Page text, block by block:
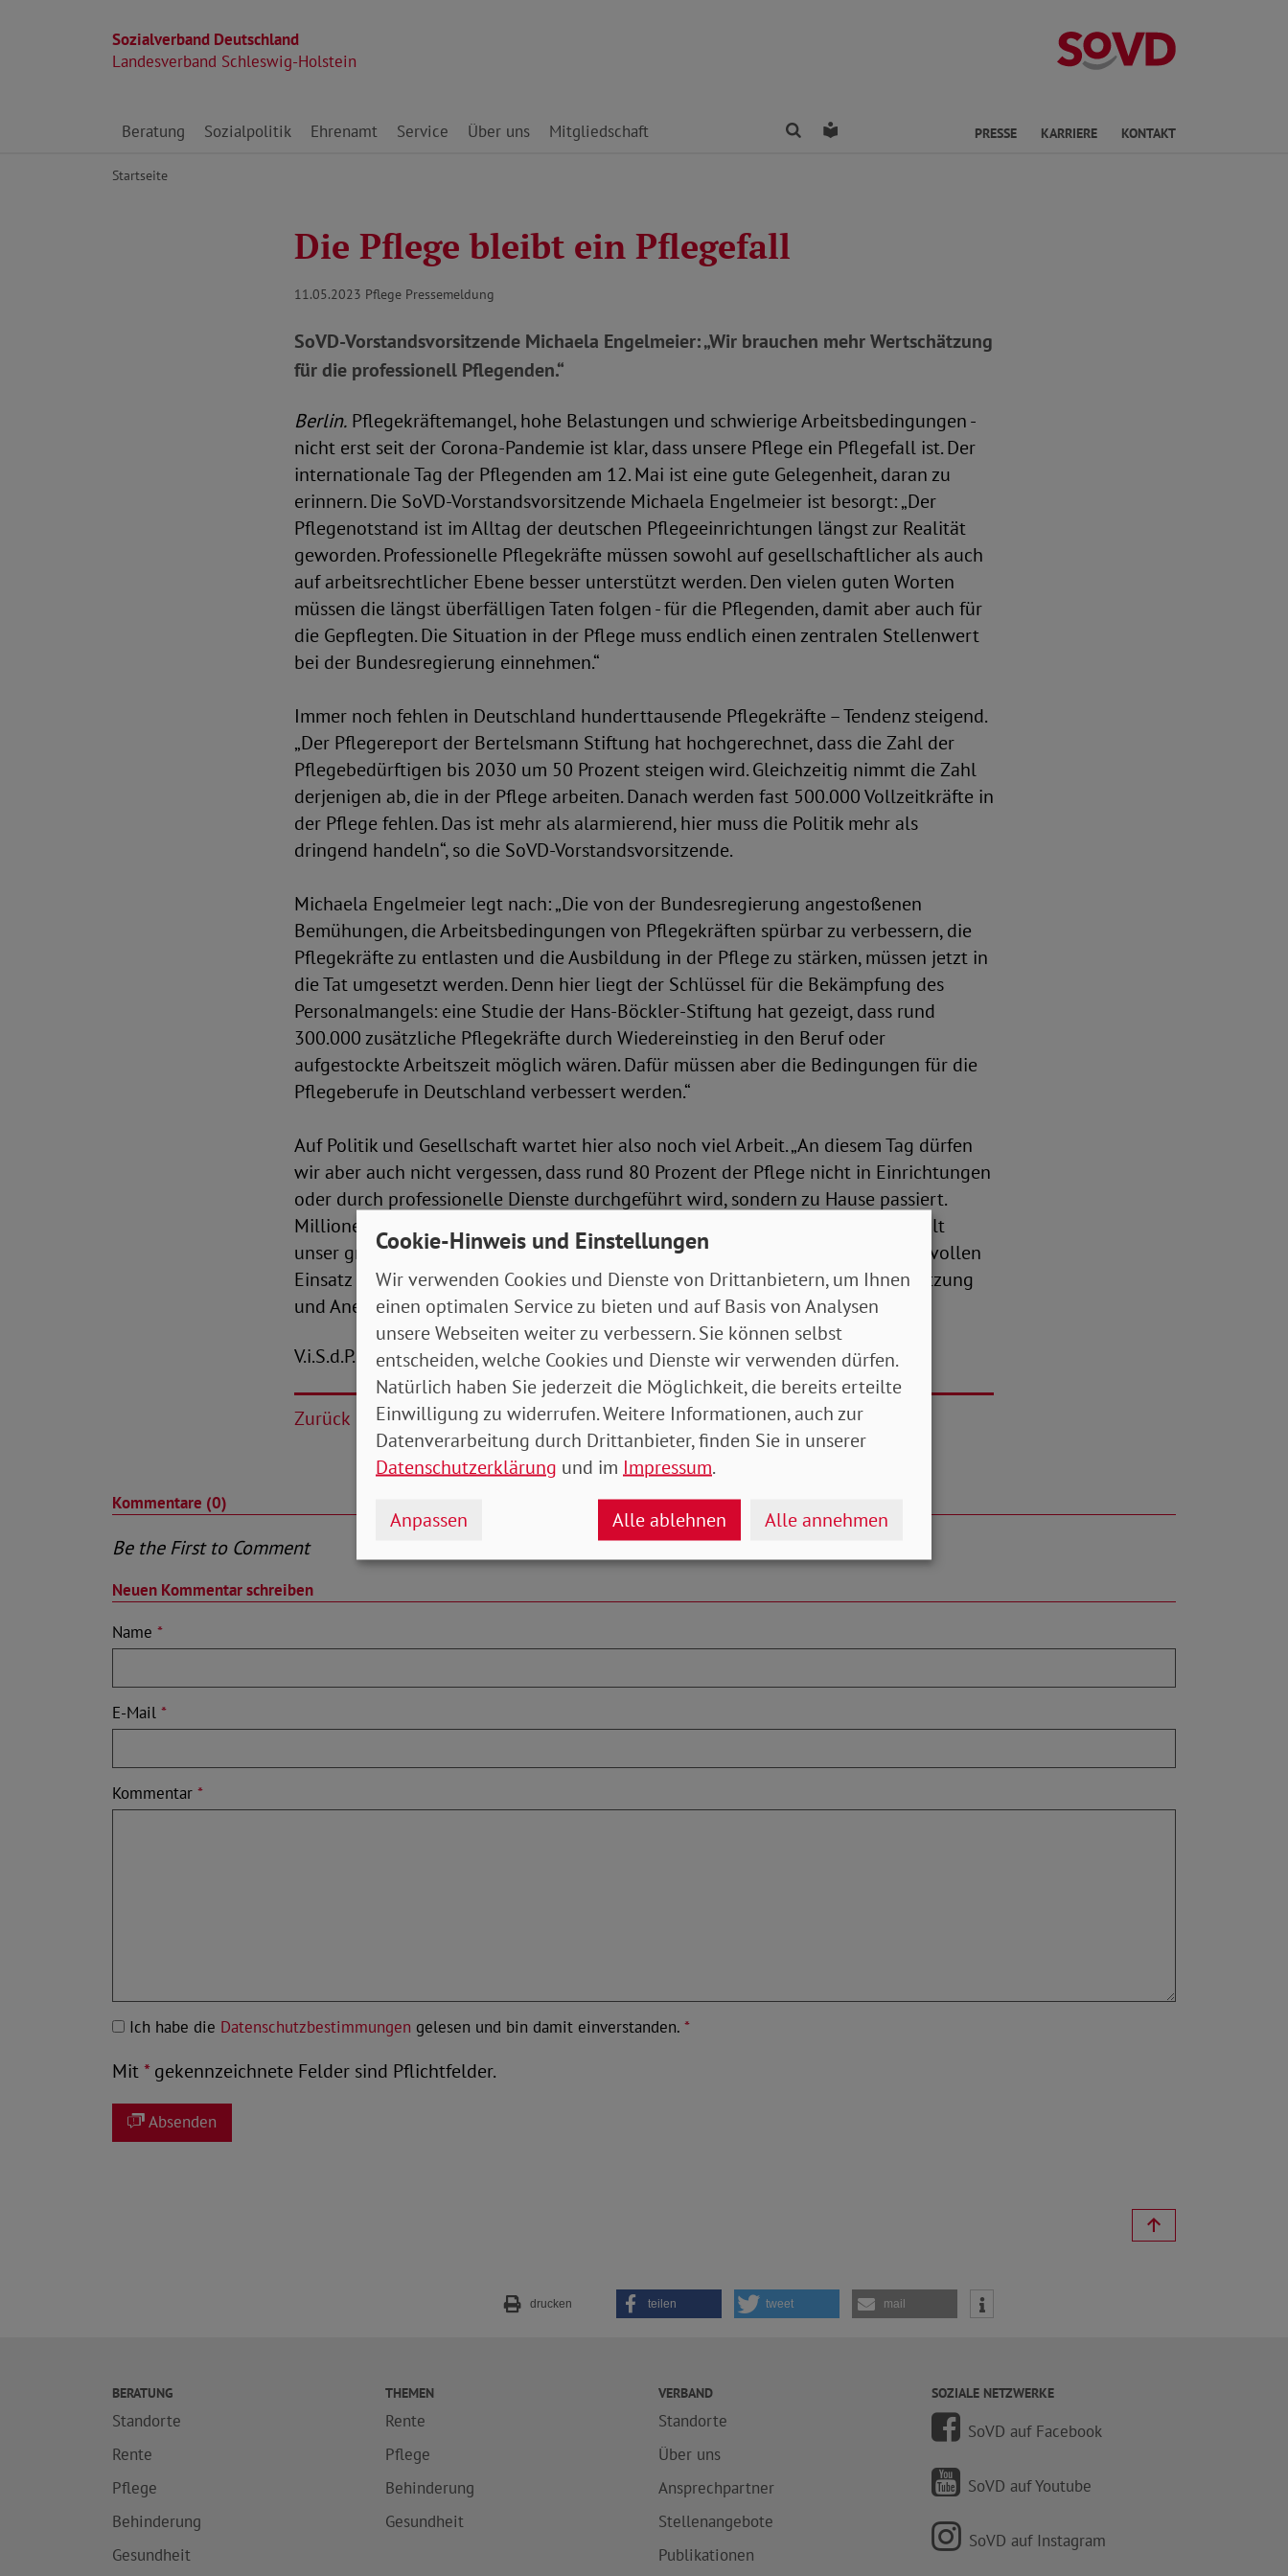
Sozialverband Deutschland
Landesverband Schleswig-Holstein
Direkt zu den Inhalten springen
Beratung Sozialpolitik Ehrenamt Service Über uns Mitgliedschaft FindenLeichte Sprache PRESSE KARRIERE KONTAKT
Startseite
Die Pflege bleibt ein Pflegefall
11.05.2023 Pflege Pressemeldung
SoVD-Vorstandsvorsitzende Michaela Engelmeier: „Wir brauchen mehr Wertschätzung
für die professionell Pflegenden.“
Berlin. Pflegekräftemangel, hohe Belastungen und schwierige Arbeitsbedingungen -
nicht erst seit der Corona-Pandemie ist klar, dass unsere Pflege ein Pflegefall ist. Der
internationale Tag der Pflegenden am 12. Mai ist eine gute Gelegenheit, daran zu
erinnern. Die SoVD-Vorstandsvorsitzende Michaela Engelmeier ist besorgt: „Der
Pflegenotstand ist im Alltag der deutschen Pflegeeinrichtungen längst zur Realität
geworden. Professionelle Pflegekräfte müssen sowohl auf gesellschaftlicher als auch
auf arbeitsrechtlicher Ebene besser unterstützt werden. Den vielen guten Worten
müssen die längst überfälligen Taten folgen - für die Pflegenden, damit aber auch für
die Gepflegten. Die Situation in der Pflege muss endlich einen zentralen Stellenwert
bei der Bundesregierung einnehmen.“
Immer noch fehlen in Deutschland hunderttausende Pflegekräfte – Tendenz steigend.
„Der Pflegereport der Bertelsmann Stiftung hat hochgerechnet, dass die Zahl der
Pflegebedürftigen bis 2030 um 50 Prozent steigen wird. Gleichzeitig nimmt die Zahl
derjenigen ab, die in der Pflege arbeiten. Danach werden fast 500.000 Vollzeitkräfte in
der Pflege fehlen. Das ist mehr als alarmierend, hier muss die Politik mehr als
dringend handeln“, so die SoVD-Vorstandsvorsitzende.
Michaela Engelmeier legt nach: „Die von der Bundesregierung angestoßenen
Bemühungen, die Arbeitsbedingungen von Pflegekräften spürbar zu verbessern, die
Pflegekräfte zu entlasten und die Ausbildung in der Pflege zu stärken, müssen jetzt in
die Tat umgesetzt werden. Denn hier liegt der Schlüssel für die Bekämpfung des
Personalmangels: eine Studie der Hans-Böckler-Stiftung hat gezeigt, dass rund
300.000 zusätzliche Pflegekräfte durch Wiedereinstieg in den Beruf oder
aufgestockte Arbeitszeit möglich wären. Dafür müssen aber die Bedingungen für die
Pflegeberufe in Deutschland verbessert werden.“
Auf Politik und Gesellschaft wartet hier also noch viel Arbeit. „An diesem Tag dürfen
wir aber auch nicht vergessen, dass rund 80 Prozent der Pflege nicht in Einrichtungen
oder durch professionelle Dienste durchgeführt wird, sondern zu Hause passiert.
Millionen An- und Zugehörige kümmern sich täglich um ihre Liebsten. Ihnen gilt
unser großer Dank – sowohl im Namen der Gepflegten, als auch für ihren wertvollen
Einsatz für die Gesellschafft. Und auch hier gibt es noch viel zur ihrer Unterstützung
und Anerkennung zu tun“, so Engelmeier.
V.i.S.d.P.: Peter-Michael Zernechel
Zurück
Kommentare (0)
Be the First to Comment
Neuen Kommentar schreiben
Name *
E-Mail *
Kommentar *
Ich habe die Datenschutzbestimmungen gelesen und bin damit einverstanden. *
Mit*gekennzeichnete Felder sind Pflichtfelder.
Absenden
drucken teilen tweet mail
BERATUNG
Standorte
Rente
Pflege
Behinderung
Gesundheit
THEMEN
Rente
Pflege
Behinderung
Gesundheit
VERBAND
Standorte
Über uns
Ansprechpartner
Stellenangebote
Publikationen
SOZIALE NETZWERKE
SoVD auf Facebook
SoVD auf Youtube
SoVD auf Instagram
Cookie-Hinweis und Einstellungen
Wir verwenden Cookies und Dienste von Drittanbietern, um Ihnen
einen optimalen Service zu bieten und auf Basis von Analysen
unsere Webseiten weiter zu verbessern. Sie können selbst
entscheiden, welche Cookies und Dienste wir verwenden dürfen.
Natürlich haben Sie jederzeit die Möglichkeit, die bereits erteilte
Einwilligung zu widerrufen. Weitere Informationen, auch zur
Datenverarbeitung durch Drittanbieter, finden Sie in unserer
Datenschutzerklärung und im Impressum.
Anpassen Alle ablehnen Alle annehmen